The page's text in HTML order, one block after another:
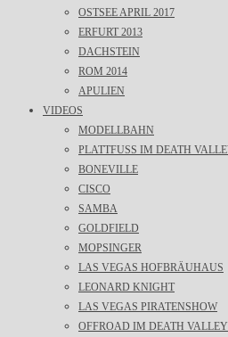
OSTSEE APRIL 2017
ERFURT 2013
DACHSTEIN
ROM 2014
APULIEN
VIDEOS
MODELLBAHN
PLATTFUSS IM DEATH VALLEY
BONEVILLE
CISCO
SAMBA
GOLDFIELD
MOPSINGER
LAS VEGAS HOFBRÄUHAUS
LEONARD KNIGHT
LAS VEGAS PIRATENSHOW
OFFROAD IM DEATH VALLEY